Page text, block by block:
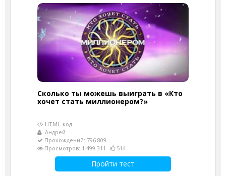
Сколько ты можешь выиграть в «Кто
хочет стать миллионером?»
HTML-код
Андрей
Прохождений: 796 809
Просмотров: 1 499 311
514
Пройти тест